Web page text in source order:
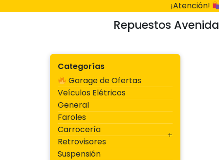
¡Atención!
Repuestos Avenida
Categorías
Garage de Ofertas
Veículos Elétricos
General
Faroles
Carrocería
Retrovisores
Suspensión